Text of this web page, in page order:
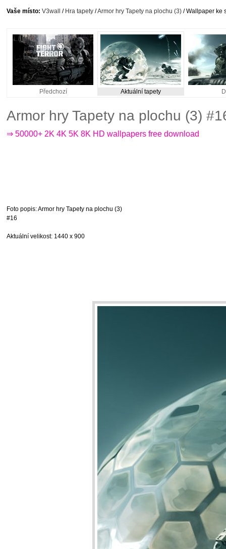
Vaše místo: V3wall / Hra tapety /Armor hry Tapety na plochu (3) / Wallpaper ke
Předchozí Aktuální tapety
Armor hry Tapety na plochu (3)
⇒ 50000+ 2K 4K 5K 8K HD wallpapers free download
Foto popis: Armor hry Tapety na plochu (3)
#16
Aktuální velikost: 1440 x 900